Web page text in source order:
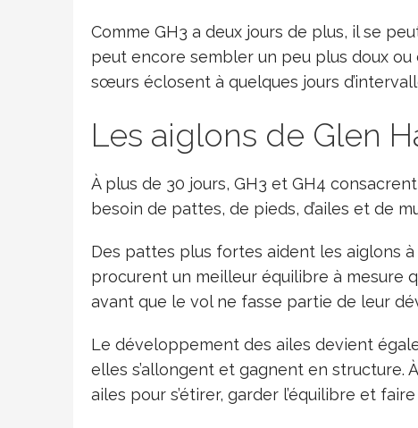
Comme GH3 a deux jours de plus, il se
peut encore sembler un peu plus doux
sœurs éclosent à quelques jours
Les aiglons de Glen
À plus de 30 jours, GH3 et GH4
besoin de pattes, de pieds, d’ailes et de
Des pattes plus fortes aident les aiglons
procurent un meilleur équilibre à mesure
avant que le vol ne fasse partie de leur
Le développement des ailes devient
elles s’allongent et gagnent en structure.
ailes pour s’étirer, garder l’équilibre et